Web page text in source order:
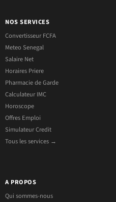
NOS SERVICES
Convertisseur FCFA
Meteo Senegal
Salaire Net
Horaires Priere
Pharmacie de Garde
Calculateur IMC
Horoscope
Offres Emploi
Simulateur Credit
Tous les services →
A PROPOS
Qui sommes-nous